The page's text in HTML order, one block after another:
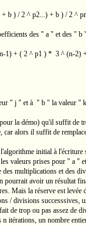
b ) / 2 ^ p2...) + b ) / 2 ^
des " a " et des " b
1) + ( 2 ^ p1 ) * 3 ^ (n-2)
" j " et à " b " la valeur "
pour la démo) qu'il suffit
alors il suffit de
initial à
valeurs prises pour " a "
des multiplications et des
pourrait avoir un résultat
Mais la réserve est levée
/ divisions successsives,
de trop ou pas assez de
itérations, un nombre